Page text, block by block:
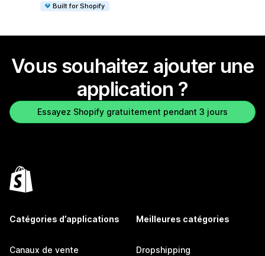
Built for Shopify
Vous souhaitez ajouter une
application ?
Essayez Shopify gratuitement pendant 3 jours
Catégories d’applications
Canaux de vente
Meilleures catégories
Dropshipping